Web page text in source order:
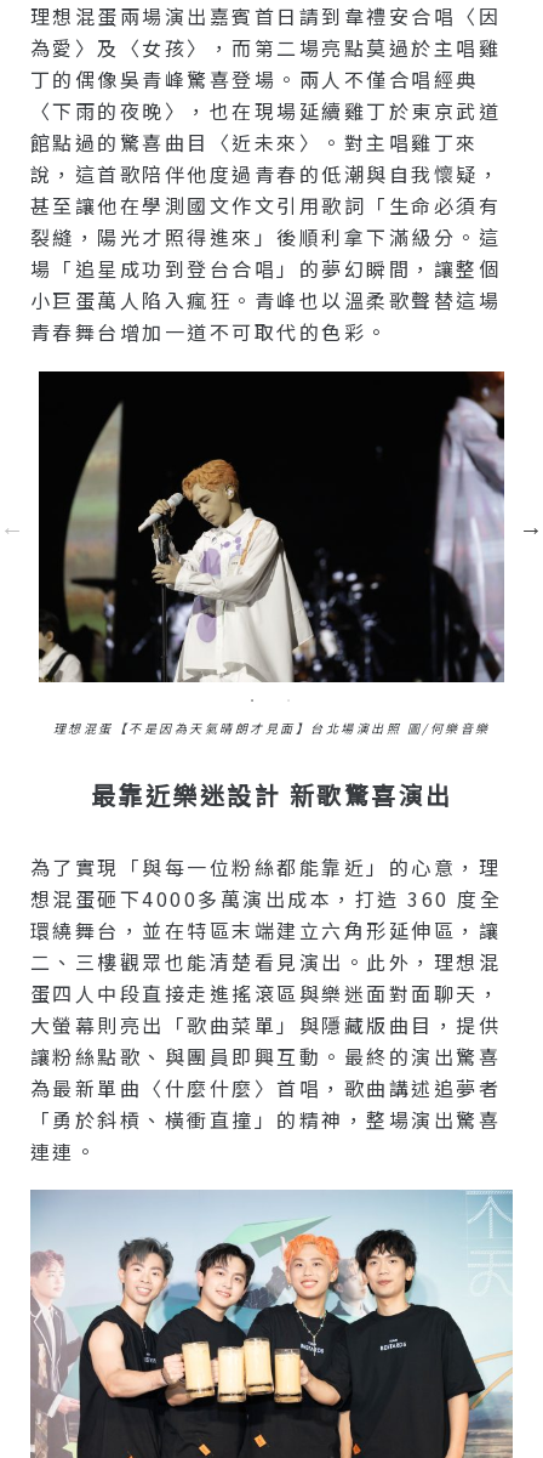
理想混蛋兩場演出嘉賓首日請到韋禮安合唱〈因
為愛〉及〈女孩〉，而第二場亮點莫過於主唱雞
丁的偶像吳青峰驚喜登場。兩人不僅合唱經典
〈下雨的夜晚〉，也在現場延續雞丁於東京武道
館點過的驚喜曲目〈近未來〉。對主唱雞丁來
說，這首歌陪伴他度過青春的低潮與自我懷疑，
甚至讓他在學測國文作文引用歌詞「生命必須有
裂縫，陽光才照得進來」後順利拿下滿級分。這
場「追星成功到登台合唱」的夢幻瞬間，讓整個
小巨蛋萬人陷入瘋狂。青峰也以溫柔歌聲替這場
青春舞台增加一道不可取代的色彩。
理想混蛋【不是因為天氣晴朗才見面】台北場演出照 圖/何樂音樂
最靠近樂迷設計 新歌驚喜演出
為了實現「與每一位粉絲都能靠近」的心意，理
想混蛋砸下4000多萬演出成本，打造 360 度全
環繞舞台，並在特區末端建立六角形延伸區，讓
二、三樓觀眾也能清楚看見演出。此外，理想混
蛋四人中段直接走進搖滾區與樂迷面對面聊天，
大螢幕則亮出「歌曲菜單」與隱藏版曲目，提供
讓粉絲點歌、與團員即興互動。最終的演出驚喜
為最新單曲〈什麼什麼〉首唱，歌曲講述追夢者
「勇於斜槓、橫衝直撞」的精神，整場演出驚喜
連連。